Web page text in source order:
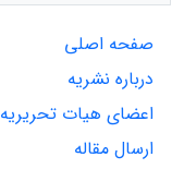
صفحه اصلی
درباره نشریه
اعضای هیات تحریریه
ارسال مقاله